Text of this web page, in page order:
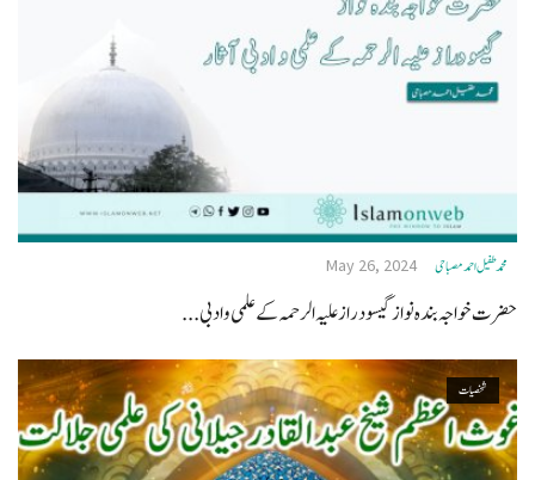
محمد طفیل احمد مصباحی May 26, 2024
حضرت خواجہ بندہ نواز گیسو دراز علیہ الرحمہ کے علمی و ادبی...
شخصیات